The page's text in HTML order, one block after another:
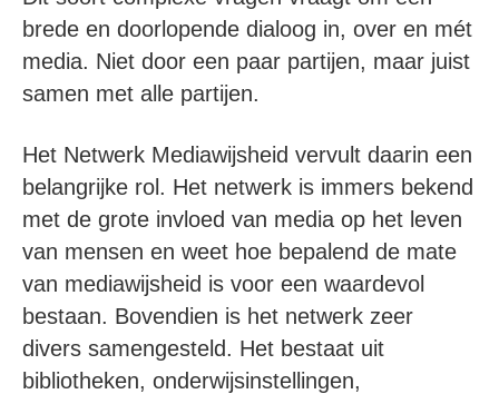
brede en doorlopende dialoog in, over en mét
media. Niet door een paar partijen, maar juist
samen met alle partijen.
Het Netwerk Mediawijsheid vervult daarin een
belangrijke rol. Het netwerk is immers bekend
met de grote invloed van media op het leven
van mensen en weet hoe bepalend de mate
van mediawijsheid is voor een waardevol
bestaan. Bovendien is het netwerk zeer
divers samengesteld. Het bestaat uit
bibliotheken, onderwijsinstellingen,